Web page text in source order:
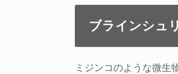
ブラインシュ
ミジンコのような微生